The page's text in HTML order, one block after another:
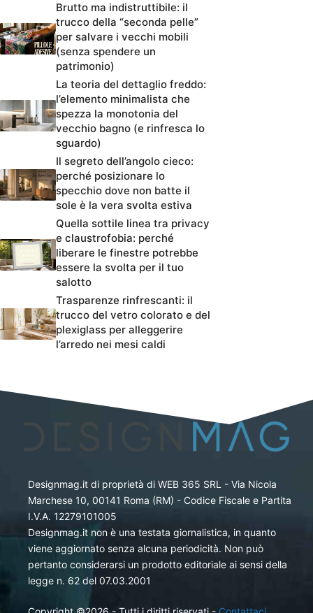
Brutto ma indistruttibile: il
trucco della “seconda pelle”
per salvare i vecchi mobili
(senza spendere un
patrimonio)
La teoria del dettaglio freddo:
l’elemento minimalista che
spezza la monotonia del
vecchio bagno (e rinfresca lo
sguardo)
Il segreto dell’angolo cieco:
perché posizionare lo
specchio dove non batte il
sole è la vera svolta estiva
Quella sottile linea tra privacy
e claustrofobia: perché
liberare le finestre potrebbe
essere la svolta per il tuo
salotto
Trasparenze rinfrescanti: il
trucco del vetro colorato e del
plexiglass per alleggerire
l’arredo nei mesi caldi
Designmag.it di proprietà di WEB 365 SRL - Via Nicola
Marchese 10, 00141 Roma (RM) - Codice Fiscale e Partita
I.V.A. 12279101005
Designmag.it non è una testata giornalistica, in quanto
viene aggiornato senza alcuna periodicità. Non può
pertanto considerarsi un prodotto editoriale ai sensi della
legge n. 62 del 07.03.2001